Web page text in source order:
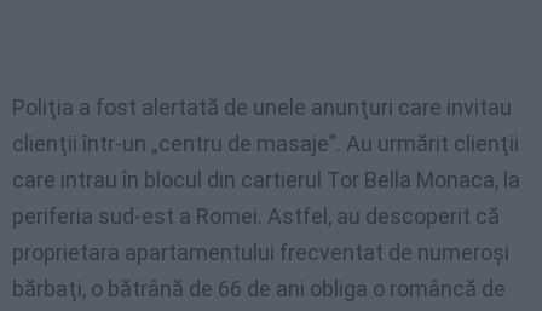
Poliţia a fost alertată de unele anunţuri care invitau
clienţii într-un „centru de masaje”. Au urmărit clienţii
care intrau în blocul din cartierul Tor Bella Monaca, la
periferia sud-est a Romei. Astfel, au descoperit că
proprietara apartamentului frecventat de numeroşi
bărbaţi, o bătrână de 66 de ani obliga o româncă de